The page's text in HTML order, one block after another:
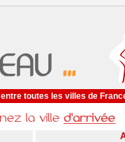
toutes les villes de